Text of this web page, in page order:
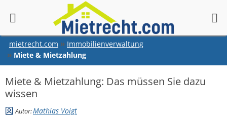
mietrecht.com
Immobilienverwaltung
Miete & Mietzahlung
Miete & Mietzahlung: Das müssen Sie dazu
wissen
Autor:Mathias Voigt